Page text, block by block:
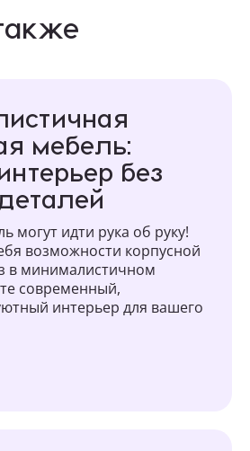
мебель:
без
могут идти рука об руку!
возможности корпусной
в минималистичном
современный,
интерьер для вашего